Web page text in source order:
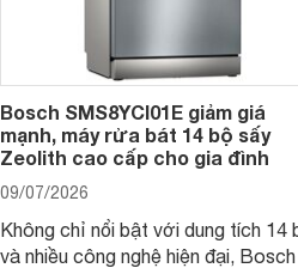
Bosch SMS8YCI01E giảm giá
mạnh, máy rửa bát 14 bộ sấy
Zeolith cao cấp cho gia đình
09/07/2026
Không chỉ nổi bật với dung tích 14
và nhiều công nghệ hiện đại, Bosch